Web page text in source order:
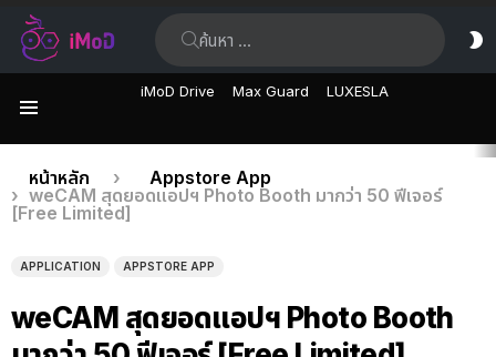
iMoD Drive Max Guard LUXESLA
เรื่อง
ล่าสุด
คุณอยู่ที่นี่:
หน้าหลัก
Appstore App
weCAM สุดยอดแอปฯ Photo Booth มากว่า 50 ฟีเจอร์
[Free Limited]
APPLICATION APPSTORE APP
weCAM สุดยอดแอปฯ Photo Booth